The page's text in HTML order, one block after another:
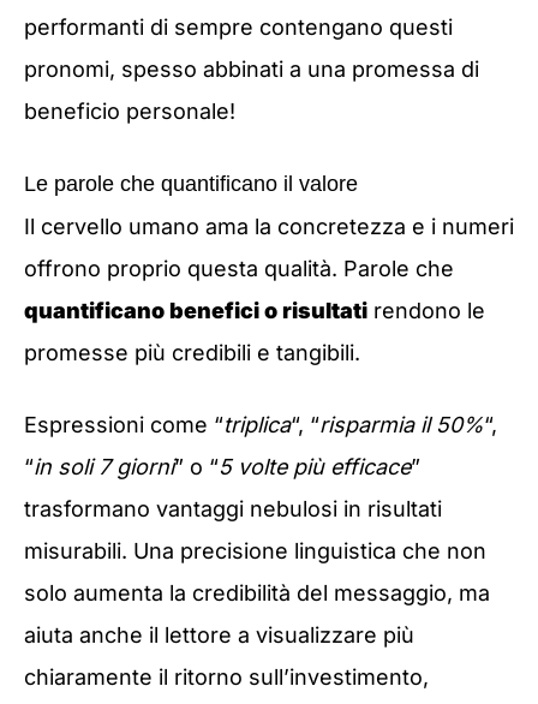
performanti di sempre contengano questi
pronomi, spesso abbinati a una promessa di
beneficio personale!
Le parole che quantificano il valore
Il cervello umano ama la concretezza e i numeri
offrono proprio questa qualità. Parole che
quantificano benefici o risultati rendono le
promesse più credibili e tangibili.
Espressioni come “triplica“, “risparmia il 50%“,
“in soli 7 giorni” o “5 volte più efficace”
trasformano vantaggi nebulosi in risultati
misurabili. Una precisione linguistica che non
solo aumenta la credibilità del messaggio, ma
aiuta anche il lettore a visualizzare più
chiaramente il ritorno sull’investimento,